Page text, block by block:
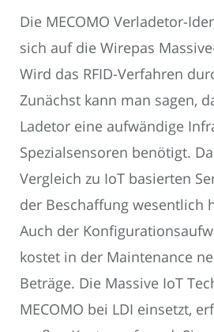
Die MECOMO Verladetor-
sich auf die Wirepas
Wird das RFID-Verfahren
Zunächst kann man sagen,
Ladetor eine aufwändige
Spezialsensoren benötigt.
Vergleich zu IoT basierten
der Beschaffung wesentlich
Auch der
kostet in der Maintenance
Beträge. Die Massive IoT
MECOMO bei LDI einsetzt,